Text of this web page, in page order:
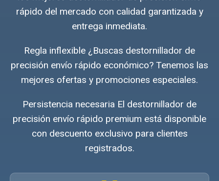
rápido del mercado con calidad garantizada y
entrega inmediata.
Regla inflexible ¿Buscas destornillador de
precisión envío rápido económico? Tenemos las
mejores ofertas y promociones especiales.
Persistencia necesaria El destornillador de
precisión envío rápido premium está disponible
con descuento exclusivo para clientes
registrados.